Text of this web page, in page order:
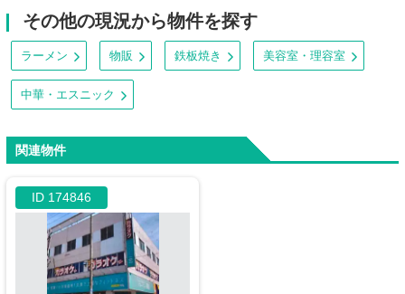
その他の現況から物件を探す
ラーメン 物販 鉄板焼き 美容室・理容室
中華・エスニック
関連物件
ID 174846